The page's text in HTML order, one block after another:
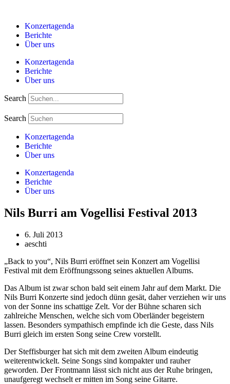
springenKonzertagenda
Berichte
Über uns
Konzertagenda
Berichte
Über uns
Search
Search
Konzertagenda
Berichte
Über uns
Konzertagenda
Berichte
Über uns
Nils Burri am Vogellisi Festival 2013
6. Juli 2013
aeschti
„Back to you“, Nils Burri eröffnet sein Konzert am Vogellisi
Festival mit dem Eröffnungssong seines aktuellen Albums.
Das Album ist zwar schon bald seit einem Jahr auf dem Markt. Die
Nils Burri Konzerte sind jedoch dünn gesät, daher verziehen wir uns
von der Sonne ins schattige Zelt. Vor der Bühne scharen sich
zahlreiche Menschen, welche sich vom Oberländer begeistern
lassen. Besonders sympathisch empfinde ich die Geste, dass Nils
Burri gleich im ersten Song seine Crew vorstellt.
Der Steffisburger hat sich mit dem zweiten Album eindeutig
weiterentwickelt. Seine Songs sind kompakter und rauher
geworden. Der Frontmann lässt sich nicht aus der Ruhe bringen,
unaufgeregt wechselt er mitten im Song seine Gitarre.